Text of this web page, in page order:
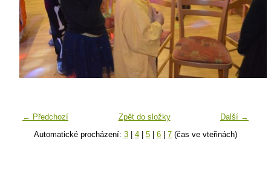
← Předchozí Další →
Zpět do složky
Automatické procházení: 3 4 5 6 7 (čas ve vteřinách)